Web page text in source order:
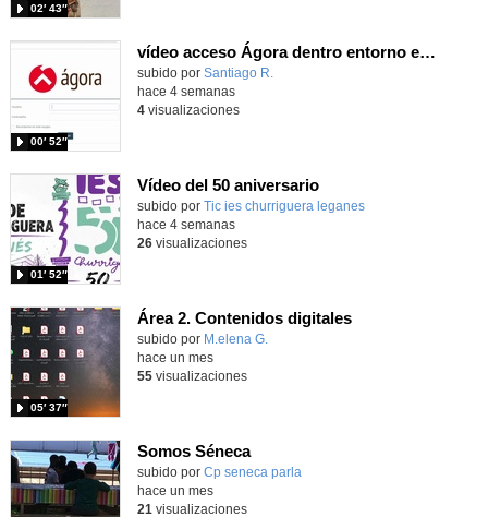
02′ 43″
vídeo acceso Ágora dentro entorno escuela
Contenido educativo.
subido por Santiago R.
00′ 52″
hace 4 semanas
4visualizaciones
Vídeo del 50 aniversario
subido por Tic ies churriguera leganes
01′ 52″
-
hace 4 semanas
26visualizaciones
Área 2. Contenidos digitales
Contenido educativo.
subido por M.elena G.
05′ 37″
hace un mes
55visualizaciones
Somos Séneca
subido por Cp seneca parla
hace un mes
21 visualizaciones